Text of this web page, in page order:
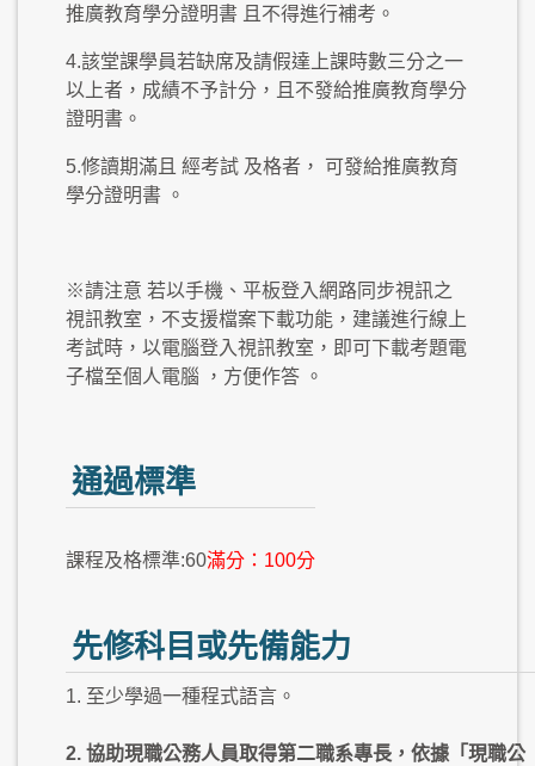
推廣教育學分證明書 且不得進行補考。
4.該堂課學員若缺席及請假達上課時數三分之一
以上者，成績不予計分，且不發給推廣教育學分
證明書。
5.修讀期滿且 經考試 及格者， 可發給推廣教育
學分證明書 。
※請注意 若以手機、平板登入網路同步視訊之
視訊教室，不支援檔案下載功能，建議進行線上
考試時，以電腦登入視訊教室，即可下載考題電
子檔至個人電腦 ，方便作答 。
通過標準
課程及格標準:60滿分：100分
先修科目或先備能力
1. 至少學過一種程式語言。
2. 協助現職公務人員取得第二職系專長，依據「現職公